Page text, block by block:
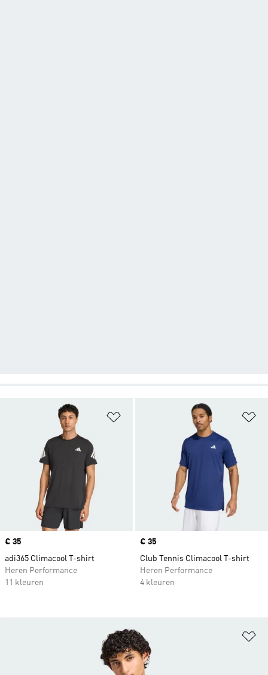
Op verlanglijst zetten
Price
€ 35
adi365 Climacool T-shirt
Heren Performance
11 kleuren
Price
€ 35
Club Tennis Climacool T-shirt
Heren Performance
4 kleuren